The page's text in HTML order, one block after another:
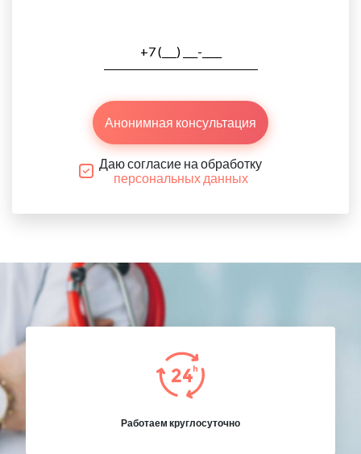
Анонимная консультация
Даю согласие на обработку
персональных данных
Работаем круглосуточно